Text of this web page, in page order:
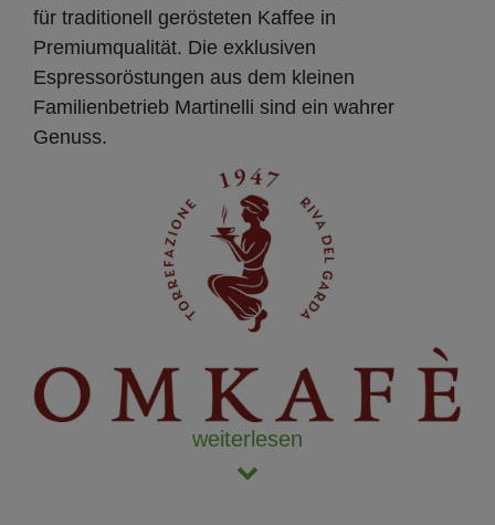
für traditionell gerösteten Kaffee in
Premiumqualität. Die exklusiven
Espressoröstungen aus dem kleinen
Familienbetrieb Martinelli sind ein wahrer
Genuss.
weiterlesen